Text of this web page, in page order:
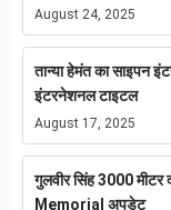
August 24, 2025
तान्या हेमंत का साइपन
इंटरनेशनल टाइटल
August 17, 2025
गुलवीर सिंह 3000 मीटर
Memorial अपडेट